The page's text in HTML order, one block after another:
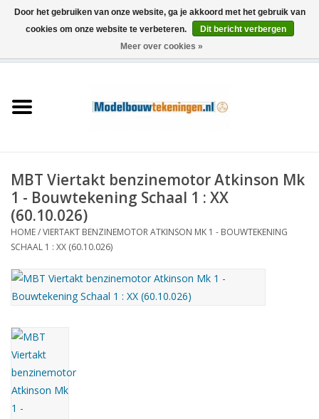
Schepen
Houtbouw
Scenery
Machines
Tijdschriften
Nieuwe tekeningen
MBT Viertakt benzinemotor Atkinson Mk
1 - Bouwtekening Schaal 1 : XX
(60.10.026)
HOME/VIERTAKT BENZINEMOTOR ATKINSON MK 1 - BOUWTEKENING
SCHAAL 1 : XX (60.10.026)
Door het gebruiken van onze website, ga je akkoord met het gebruik van
cookies om onze website te verbeteren.
Dit bericht verbergen
Meer over cookies »